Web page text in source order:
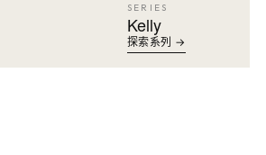
SERIES
Kelly
探索系列 →